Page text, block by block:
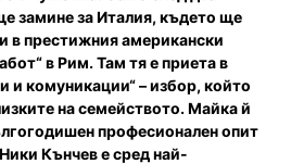
замине за Италия, където ще
в престижния американски
в Рим. Там тя е приета в
и комуникации“ – избор, който
на семейството. Майка й
професионален опит
Кънчев е сред най-